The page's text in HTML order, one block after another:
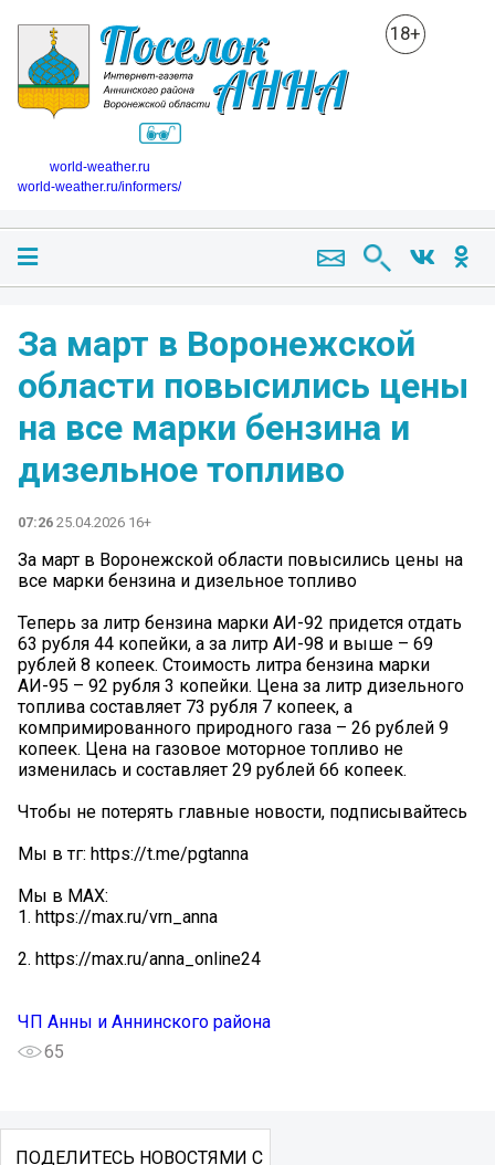
18+
world-weather.ru
world-weather.ru/informers/
За март в Воронежской
области повысились цены
на все марки бензина и
дизельное топливо
07:26 25.04.2026 16+
За март в Воронежской области повысились цены на
все марки бензина и дизельное топливо
Теперь за литр бензина марки АИ-92 придется отдать
63 рубля 44 копейки, а за литр АИ-98 и выше – 69
рублей 8 копеек. Стоимость литра бензина марки
АИ-95 – 92 рубля 3 копейки. Цена за литр дизельного
топлива составляет 73 рубля 7 копеек, а
компримированного природного газа – 26 рублей 9
копеек. Цена на газовое моторное топливо не
изменилась и составляет 29 рублей 66 копеек.
Чтобы не потерять главные новости, подписывайтесь
Мы в тг: https://t.me/pgtanna
Мы в МАХ:
1. https://max.ru/vrn_anna
2. https://max.ru/anna_online24
ЧП Анны и Аннинского района
65
ПОДЕЛИТЕСЬ НОВОСТЯМИ С